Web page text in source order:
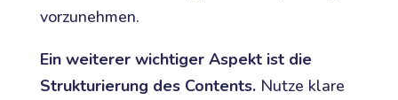
vorzunehmen.
Ein weiterer wichtiger Aspekt ist die
Strukturierung des Contents.Nutze klare